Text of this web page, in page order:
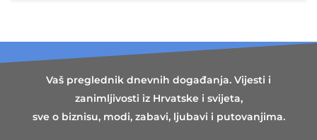
Vaš preglednik dnevnih događanja. Vijesti i
zanimljivosti iz Hrvatske i svijeta,
sve o biznisu, modi, zabavi, ljubavi i putovanjima.